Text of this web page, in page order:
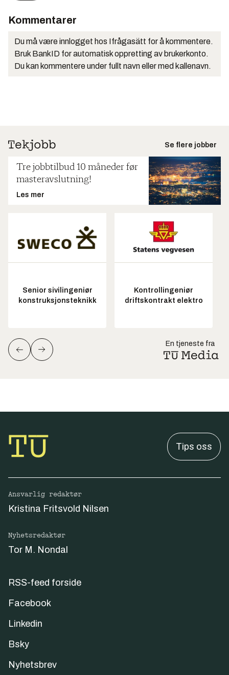
Kommentarer
Du må være innlogget hos Ifrågasätt for å kommentere.
Bruk BankID for automatisk oppretting av brukerkonto.
Du kan kommentere under fullt navn eller med kallenavn.
Se flere jobber
Tre jobbtilbud 10 måneder før
masteravslutning!
Les mer
Senior sivilingeniør
konstruksjonsteknikk
Kontrollingeniør
driftskontrakt elektro
En tjeneste fra
Tips oss
Ansvarlig redaktør
Kristina Fritsvold Nilsen
Nyhetsredaktør
Tor M. Nondal
RSS-feed forside
Facebook
Linkedin
Bsky
Nyhetsbrev